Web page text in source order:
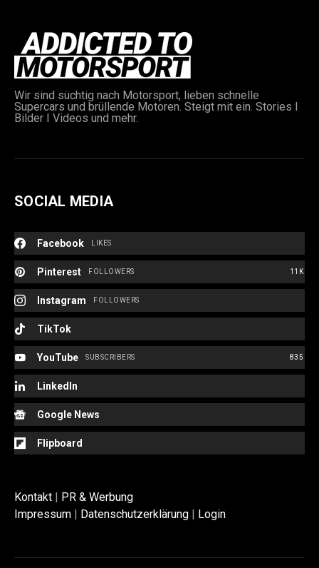
Wir sind süchtig nach Motorsport, lieben schnelle
Supercars und brüllende Motoren. Steigt mit ein. Stories I
Bilder I Videos und mehr.
SOCIAL MEDIA
Facebook LIKES
Pinterest 11K
FOLLOWERS
Instagram FOLLOWERS
TikTok
YouTube 835
SUBSCRIBERS
LinkedIn
Google News
Flipboard
Kontakt | PR & Werbung
Impressum | Datenschutzerklärung | Login